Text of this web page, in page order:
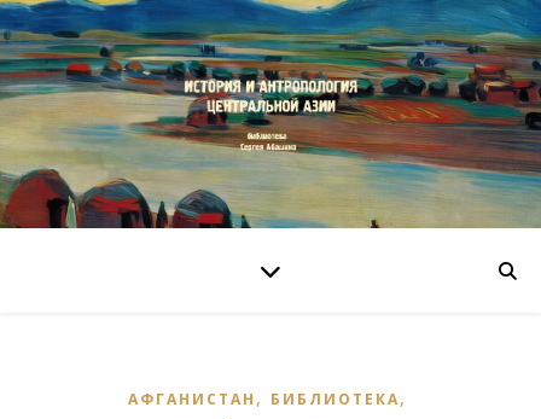
АФГАНИСТАН , БИБЛИОТЕКА,